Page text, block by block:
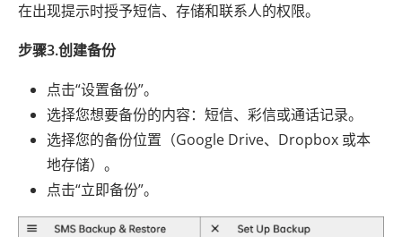
在出现提示时授予短信、存储和联系人的权限。
步骤3.创建备份
点击“设置备份”。
选择您想要备份的内容：短信、彩信或通话记录。
选择您的备份位置（Google Drive、Dropbox 或本
地存储）。
点击“立即备份”。